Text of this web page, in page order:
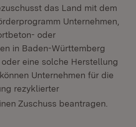
das Land mit dem
Unternehmen,
oder
in Baden-Württemberg
eine solche Herstellung
Unternehmen für die
rezyklierter
Zuschuss beantragen.